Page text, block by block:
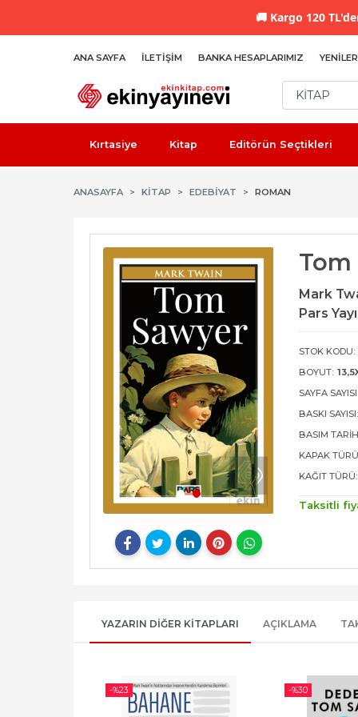
🚚 Kargo 120
ANA SAYFA İLETIŞIM BANKA HESAPLARIMIZ YENILER
Kırtasiye Kitap Editörün Seçtikleri
ANASAYFA KİTAP EDEBIYAT ROMAN
Tom
Mark
Pars
STOK KODU:
BOYUT:
SAYFA SAYISI:
BASKI SAYISI:
BASIM
KAPAK
KAĞIT TÜRÜ:
Taksitli
YAZARIN DIĞER KITAPLARI AÇIKLAMA
-%23 -%30